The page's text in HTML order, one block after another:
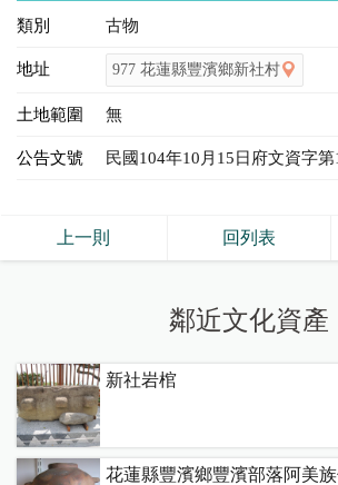
類別 古物
地址 977 花蓮縣豐濱鄉新社村
土地範圍 無
公告文號 民國104年10月15日府文資字
上一則 回列表
鄰近文化資產
新社岩棺
花蓮縣豐濱鄉豐濱部落阿美